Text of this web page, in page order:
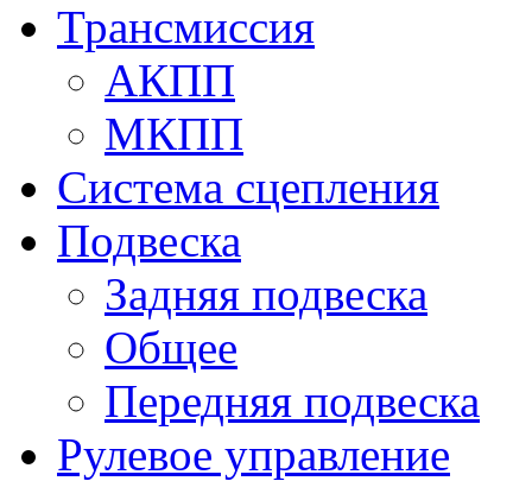
Трансмиссия
АКПП
МКПП
Система сцепления
Подвеска
Задняя подвеска
Общее
Передняя подвеска
Рулевое управление